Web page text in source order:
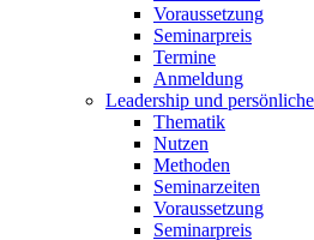
Voraussetzung
Seminarpreis
Termine
Anmeldung
Leadership und
Thematik
Nutzen
Methoden
Seminarzeiten
Voraussetzung
Seminarpreis